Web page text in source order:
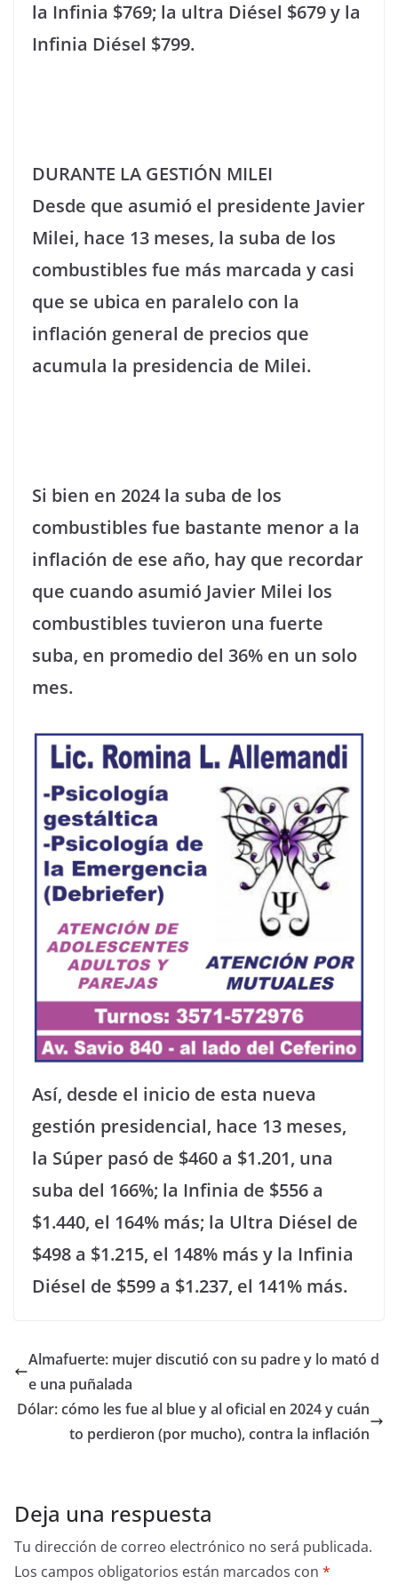
la Infinia $769; la ultra Diésel $679 y la
Infinia Diésel $799.
DURANTE LA GESTIÓN MILEI
Desde que asumió el presidente Javier
Milei, hace 13 meses, la suba de los
combustibles fue más marcada y casi
que se ubica en paralelo con la
inflación general de precios que
acumula la presidencia de Milei.
Si bien en 2024 la suba de los
combustibles fue bastante menor a la
inflación de ese año, hay que recordar
que cuando asumió Javier Milei los
combustibles tuvieron una fuerte
suba, en promedio del 36% en un solo
mes.
Así, desde el inicio de esta nueva
gestión presidencial, hace 13 meses,
la Súper pasó de $460 a $1.201, una
suba del 166%; la Infinia de $556 a
$1.440, el 164% más; la Ultra Diésel de
$498 a $1.215, el 148% más y la Infinia
Diésel de $599 a $1.237, el 141% más.
Almafuerte: mujer discutió con su padre y lo mató d
e una puñalada
Dólar: cómo les fue al blue y al oficial en 2024 y cuán
to perdieron (por mucho), contra la inflación
Deja una respuesta
Tu dirección de correo electrónico no será publicada.
Los campos obligatorios están marcados con *